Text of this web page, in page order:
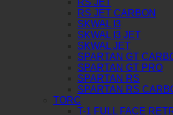
RS JET
RS JET CARBON
SKWAL I3
SKWAL I3 JET
SKWAL JET
SPARTAN GT
SPARTAN GT PRO
SPARTAN RS
SPARTAN RS
TORC
T-1 FULL FACE